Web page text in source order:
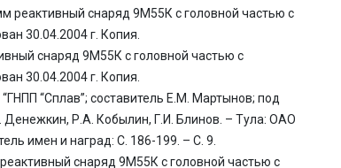
реактивный снаряд 9М55К с головной частью с
30.04.2004 г. Копия.
снаряд 9М55К с головной частью с
30.04.2004 г. Копия.
“Сплав”; составитель Е.М. Мартынов; под
Р.А. Кобылин, Г.И. Блинов. – Тула: ОАО
имен и наград: С. 186-199. – С. 9.
снаряд 9М55К с головной частью с